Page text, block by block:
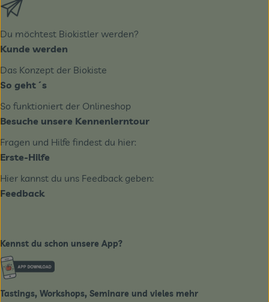
Du möchtest Biokistler werden?
Kunde werden
Das Konzept der Biokiste
So geht´s
So funktioniert der Onlineshop
Besuche unsere Kennenlerntour
Fragen und Hilfe findest du hier:
Erste-Hilfe
Hier kannst du uns Feedback geben:
Feedback
Kennst du schon unsere App?
Externer Link zu https://www.biobote-
Tastings, Workshops, Seminare und vieles mehr